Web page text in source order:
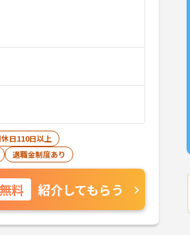
日110日以上
退職金制度あり
無料 紹介してもらう